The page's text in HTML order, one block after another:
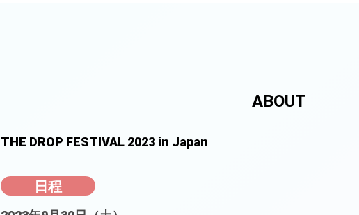
ABOUT
THE DROP FESTIVAL 2023 in Japan
日程